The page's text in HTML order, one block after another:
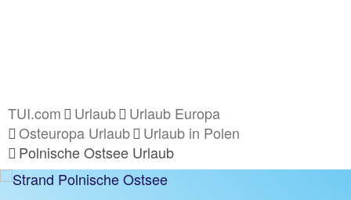
TUI.com Urlaub
Urlaub Europa
Osteuropa Urlaub
Urlaub in Polen
Polnische Ostsee Urlaub